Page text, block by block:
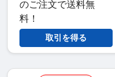
のご注文で送料無
料！
取引を得る